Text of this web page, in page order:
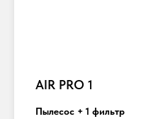
AIR PRO 1
Пылесос + 1 фильтр